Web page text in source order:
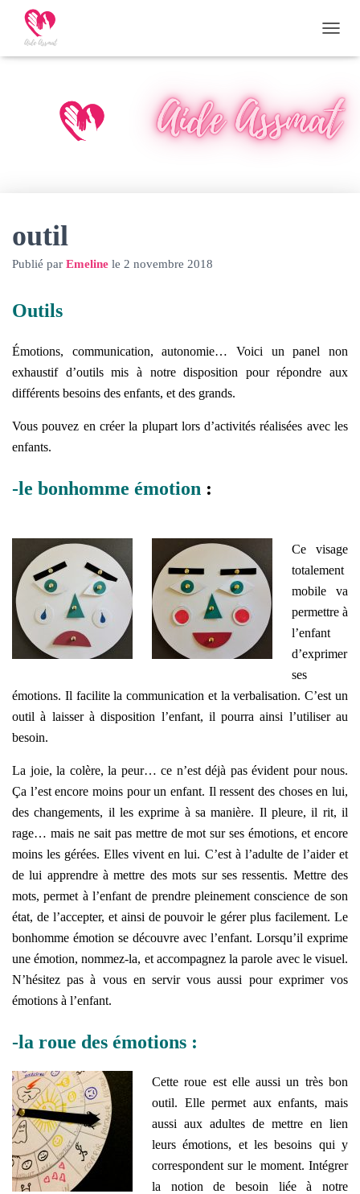
É
I
E
R
L
outil
Publié par Emeline le 2 novembre 2018
Outils
Émotions, communication, autonomie… Voici un panel non
exhaustif d’outils mis à notre disposition pour répondre aux
différents besoins des enfants, et des grands.
Vous pouvez en créer la plupart lors d’activités réalisées avec les
enfants.
-le bonhomme émotion :
Ce visage
totalement
mobile va
permettre à
l’enfant
d’exprimer
ses
émotions. Il facilite la communication et la verbalisation. C’est un
outil à laisser à disposition l’enfant, il pourra ainsi l’utiliser au
besoin.
La joie, la colère, la peur… ce n’est déjà pas évident pour nous.
Ça l’est encore moins pour un enfant. Il ressent des choses en lui,
des changements, il les exprime à sa manière. Il pleure, il rit, il
rage… mais ne sait pas mettre de mot sur ses émotions, et encore
moins les gérées. Elles vivent en lui. C’est à l’adulte de l’aider et
de lui apprendre à mettre des mots sur ses ressentis. Mettre des
mots, permet à l’enfant de prendre pleinement conscience de son
état, de l’accepter, et ainsi de pouvoir le gérer plus facilement. Le
bonhomme émotion se découvre avec l’enfant. Lorsqu’il exprime
une émotion, nommez-la, et accompagnez la parole avec le visuel.
N’hésitez pas à vous en servir vous aussi pour exprimer vos
émotions à l’enfant.
-la roue des émotions :
Cette roue est elle aussi un très bon
outil. Elle permet aux enfants, mais
aussi aux adultes de mettre en lien
leurs émotions, et les besoins qui y
correspondent sur le moment. Intégrer
la notion de besoin liée à notre